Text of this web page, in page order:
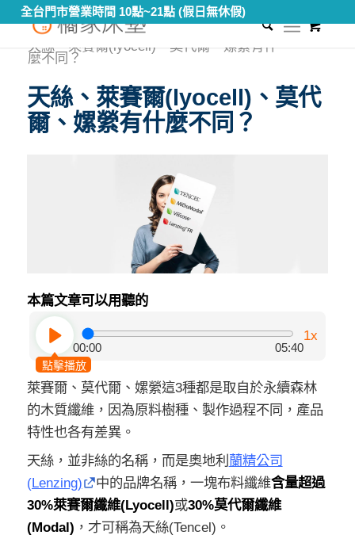
全台門市營業時間 10點~21點 (假日無休假)
您現在的位置： 首頁 /知識專區 /
床墊材料大解密 /
天絲、萊賽爾(lyocell)、莫代爾、嫘縈有什
麼不同？
天絲、萊賽爾(lyocell)、莫代
爾、嫘縈有什麼不同？
本篇文章可以用聽的
點擊播放
00:00 05:40
1x
萊賽爾、莫代爾、嫘縈這3種都是取自於永續森林
的木質纖維，因為原料樹種、製作過程不同，產品
特性也各有差異。
天絲，並非絲的名稱，而是奧地利 蘭精公司
(Lenzing)
中的品牌名稱，一塊布料纖維含量超過
30%萊賽爾纖維(Lyocell)或30%莫代爾纖維
(Modal) ，才可稱為天絲(Tencel)。